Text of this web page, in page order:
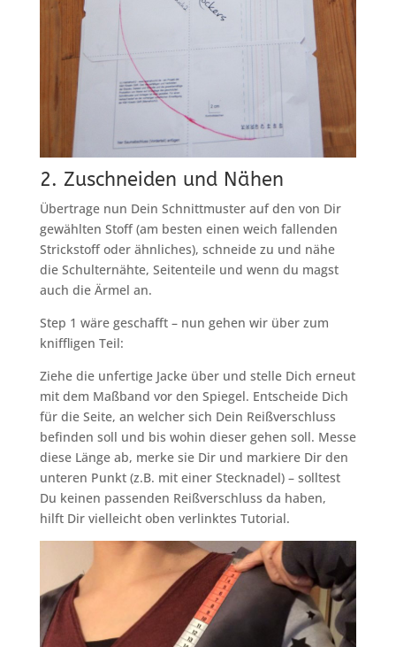
2. Zuschneiden und Nähen
Übertrage nun Dein Schnittmuster auf den von Dir
gewählten Stoff (am besten einen weich fallenden
Strickstoff oder ähnliches), schneide zu und nähe
die Schulternähte, Seitenteile und wenn du magst
auch die Ärmel an.
Step 1 wäre geschafft – nun gehen wir über zum
kniffligen Teil:
Ziehe die unfertige Jacke über und stelle Dich erneut
mit dem Maßband vor den Spiegel. Entscheide Dich
für die Seite, an welcher sich Dein Reißverschluss
befinden soll und bis wohin dieser gehen soll. Messe
diese Länge ab, merke sie Dir und markiere Dir den
unteren Punkt (z.B. mit einer Stecknadel) – solltest
Du keinen passenden Reißverschluss da haben,
hilft Dir vielleicht oben verlinktes Tutorial.